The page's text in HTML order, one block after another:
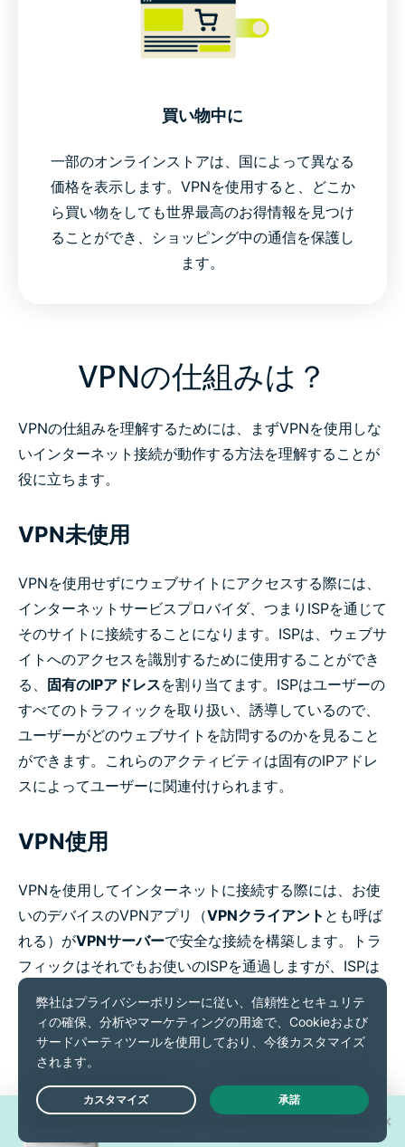
買い物中に
一部のオンラインストアは、国によって異なる
価格を表示します。VPNを使用すると、どこか
ら買い物をしても世界最高のお得情報を見つけ
ることができ、ショッピング中の通信を保護し
ます。
VPNの仕組みは？
VPNの仕組みを理解するためには、まずVPNを使用しな
いインターネット接続が動作する方法を理解することが
役に立ちます。
VPN未使用
VPNを使用せずにウェブサイトにアクセスする際には、
インターネットサービスプロバイダ、つまりISPを通じて
そのサイトに接続することになります。ISPは、ウェブサ
イトへのアクセスを識別するために使用することができ
る、 固有のIPアドレスを割り当てます。ISPはユーザーの
すべてのトラフィックを取り扱い、誘導しているので、
ユーザーがどのウェブサイトを訪問するのかを見ること
ができます。これらのアクティビティは固有のIPアドレ
スによってユーザーに関連付けられます。
VPN使用
VPNを使用してインターネットに接続する際には、お使
いのデバイスのVPNアプリ（VPNクライアント とも呼ば
れる）がVPNサーバーで安全な接続を構築します。トラ
フィックはそれでもお使いのISPを通過しますが、ISPは
最終目的地を読み込んだり見ることはできません。訪問
するウェブサイトはユーザーのオリジナルのIPアドレス
を見ることはできず、他の多数のユーザーが共有し、定
期的に変わるVPNサーバーのIPアドレスだけを見ること
になります。
Live Chat
新型iPhone 17 Proが